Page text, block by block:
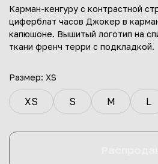
Карман-кенгуру с контрастной
циферблат часов Джокер в
капюшоне. Вышитый логотип на
ткани френч терри с подкладкой.
Размер: XS
XS S M L